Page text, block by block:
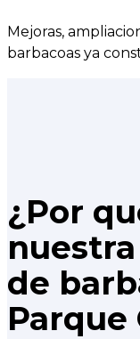
Mejoras,
barbacoas ya
¿Por
de
Parque